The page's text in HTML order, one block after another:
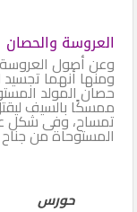
العروسة والحصان
وعن أصول
ومنها أنهما
حصان المولد
ممسكًا بالسيف
تمساح، وفى شكل
المستوحاة من
حورس